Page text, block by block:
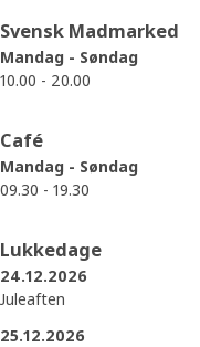
Svensk Madmarked
Mandag - Søndag
10.00 - 20.00
Café
Mandag - Søndag
09.30 - 19.30
Lukkedage
24.12.2026
Juleaften
25.12.2026